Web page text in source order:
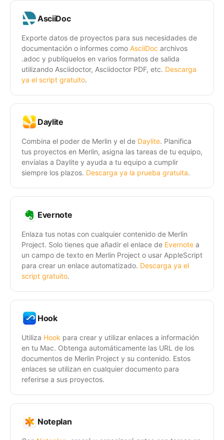
AsciiDoc
Exporte datos de proyectos para sus necesidades de
documentación o informes como AsciiDoc archivos
.adoc y publíquelos en varios formatos de salida
utilizando Asciidoctor, Asciidoctor PDF, etc. Descarga
ya el script gratuito.
Daylite
Combina el poder de Merlin y el de Daylite. Planifica
tus proyectos en Merlin, asigna las tareas de tu equipo,
envíalas a Daylite y ayuda a tu equipo a cumplir
siempre los plazos. Descarga ya la prueba gratuita.
Evernote
Enlaza tus notas con cualquier contenido de Merlin
Project. Solo tienes que añadir el enlace de Evernote a
un campo de texto en Merlin Project o usar AppleScript
para crear un enlace automatizado. Descarga ya el
script gratuito.
Hook
Utiliza Hook para crear y utilizar enlaces a información
en tu Mac. Obtenga automáticamente las URL de los
documentos de Merlin Project y su contenido. Estos
enlaces se utilizan en cualquier documento para
referirse a sus proyectos.
Noteplan